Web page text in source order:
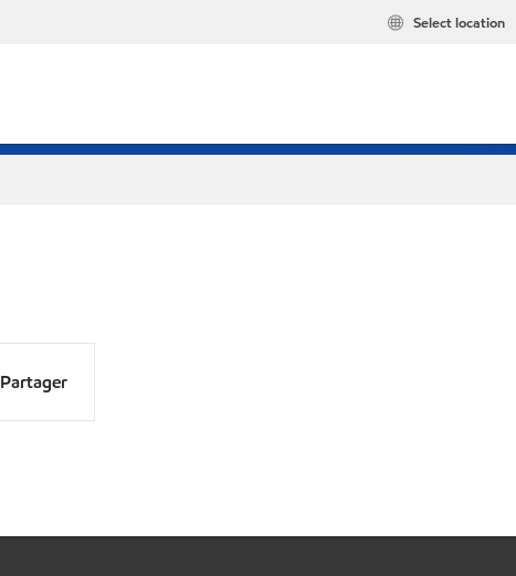
Select location
Partager